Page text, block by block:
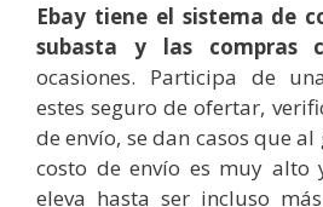
Ebay tiene el sistema de
subasta y las compras
ocasiones. Participa de
estes seguro de ofertar,
de envío, se dan casos que
costo de envío es muy alto
eleva hasta ser incluso